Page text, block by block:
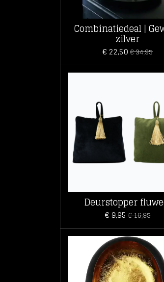
Combinatiedeal |
zilver
€ 22,50 € 34,95
Deurstopper
€ 9,95 € 16,95